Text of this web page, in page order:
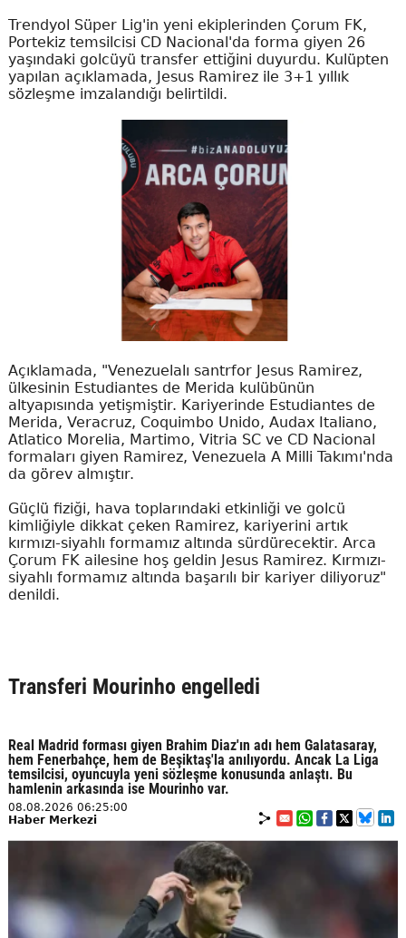
Trendyol Süper Lig'in yeni ekiplerinden Çorum FK,
Portekiz temsilcisi CD Nacional'da forma giyen 26
yaşındaki golcüyü transfer ettiğini duyurdu. Kulüpten
yapılan açıklamada, Jesus Ramirez ile 3+1 yıllık
sözleşme imzalandığı belirtildi.
Açıklamada, "Venezuelalı santrfor Jesus Ramirez,
ülkesinin Estudiantes de Merida kulübünün
altyapısında yetişmiştir. Kariyerinde Estudiantes de
Merida, Veracruz, Coquimbo Unido, Audax Italiano,
Atlatico Morelia, Martimo, Vitria SC ve CD Nacional
formaları giyen Ramirez, Venezuela A Milli Takımı'nda
da görev almıştır.
Güçlü fiziği, hava toplarındaki etkinliği ve golcü
kimliğiyle dikkat çeken Ramirez, kariyerini artık
kırmızı-siyahlı formamız altında sürdürecektir. Arca
Çorum FK ailesine hoş geldin Jesus Ramirez. Kırmızı-
siyahlı formamız altında başarılı bir kariyer diliyoruz"
denildi.
Transferi Mourinho engelledi
Real Madrid forması giyen Brahim Diaz'ın adı hem Galatasaray,
hem Fenerbahçe, hem de Beşiktaş'la anılıyordu. Ancak La Liga
temsilcisi, oyuncuyla yeni sözleşme konusunda anlaştı. Bu
hamlenin arkasında ise Mourinho var.
08.08.2026 06:25:00
Haber Merkezi